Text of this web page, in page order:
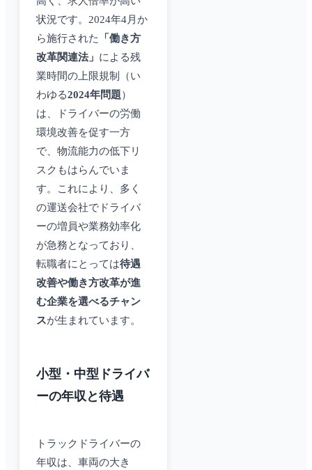
状況です。2024年4月か
ら施行された
「働き方
改革関連法」 による残
業時間の上限規制（い
わゆる2024年問題）
は、ドライバーの労働
環境改善を促す一方
で、物流能力の低下リ
スクもはらんでいま
す。これにより、多く
の運送会社でドライバ
ーの増員や業務効率化
が急務となっており、
転職者にとっては待遇
改善や働き方改革が進
む企業を選べるチャン
スが生まれています。
小型・中型ドライバ
ーの年収と待遇
トラックドライバーの
年収は、車両の大き